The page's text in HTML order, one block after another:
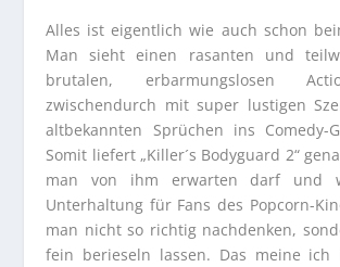
Alles ist eigentlich wie auch schon
Man sieht einen rasanten und
brutalen, erbarmungslosen
zwischendurch mit super lustigen
altbekannten Sprüchen ins Comedy-
Somit liefert „Killer´s Bodyguard 2“
man von ihm erwarten darf und
Unterhaltung für Fans des Popcorn-
man nicht so richtig nachdenken,
fein berieseln lassen. Das meine